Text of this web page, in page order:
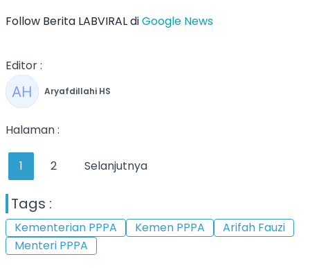
Follow Berita LABVIRAL diGoogle News
Editor :
Aryafdillahi HS
Halaman :
1 2 Selanjutnya
Tags :
Kementerian PPPA Kemen PPPA
Arifah Fauzi
Menteri PPPA